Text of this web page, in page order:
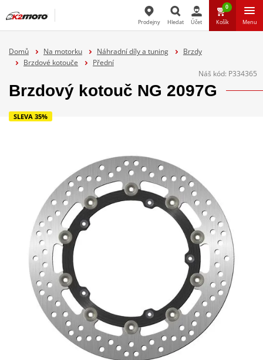
Prodejny Hledat Účet
0
Košík Menu
Domů Na motorku Náhradní díly a tuning
Brzdy
Brzdové kotouče
Přední
Náš kód: P334365
Brzdový kotouč NG 2097G
SLEVA 35%